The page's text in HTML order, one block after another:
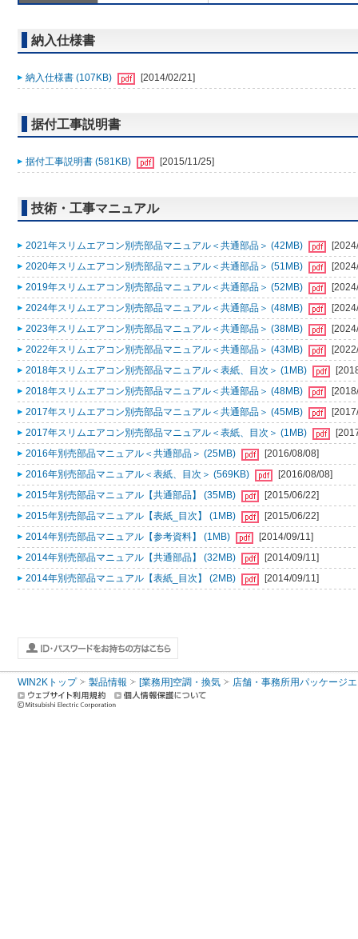
納入仕様書
納入仕様書 (107KB) [2014/02/21]
据付工事説明書
据付工事説明書 (581KB) [2015/11/25]
技術・工事マニュアル
2021年スリムエアコン別売部品マニュアル＜共通部品＞ (42MB)
2020年スリムエアコン別売部品マニュアル＜共通部品＞ (51MB)
2019年スリムエアコン別売部品マニュアル＜共通部品＞ (52MB)
2024年スリムエアコン別売部品マニュアル＜共通部品＞ (48MB)
2023年スリムエアコン別売部品マニュアル＜共通部品＞ (38MB)
2022年スリムエアコン別売部品マニュアル＜共通部品＞ (43MB)
2018年スリムエアコン別売部品マニュアル＜表紙、目次＞ (1MB)
2018年スリムエアコン別売部品マニュアル＜共通部品＞ (48MB)
2017年スリムエアコン別売部品マニュアル＜共通部品＞ (45MB)
2017年スリムエアコン別売部品マニュアル＜表紙、目次＞ (1MB)
2016年別売部品マニュアル＜共通部品＞ (25MB)
[2016/08/08]
2016年別売部品マニュアル＜表紙、目次＞ (569KB)
[2016/08/08]
2015年別売部品マニュアル【共通部品】 (35MB)
[2015/06/22]
2015年別売部品マニュアル【表紙_目次】 (1MB)
[2015/06/22]
2014年別売部品マニュアル【参考資料】 (1MB)
[2014/09/11]
2014年別売部品マニュアル【共通部品】 (32MB)
[2014/09/11]
2014年別売部品マニュアル【表紙_目次】 (2MB)
[2014/09/11]
WIN2Kトップ 製品情報 [業務用]空調・換気 店舗・事務所用パッケージ